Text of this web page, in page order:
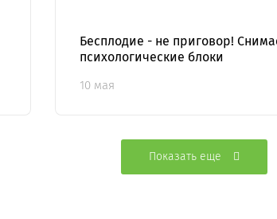
Бесплодие - не приговор!
психологические блоки
10 мая
Показать еще